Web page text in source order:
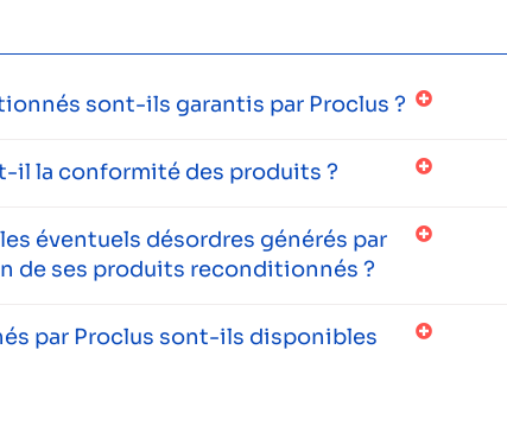
sont-ils garantis par Proclus ?
il la conformité des produits ?
éventuels désordres générés par
de ses produits reconditionnés ?
par Proclus sont-ils disponibles